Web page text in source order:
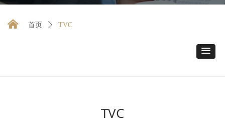
TVC
낀 首页 ꄲ TVC